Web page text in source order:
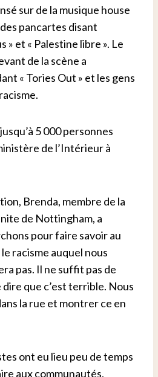
sur de la musique house
pancartes disant
» et « Palestine libre ». Le
de la scène a
« Tories Out » et les gens
5 000 personnes
de l’Intérieur à
Brenda, membre de la
de Nottingham, a
pour faire savoir au
racisme auquel nous
pas. Il ne suffit pas de
que c’est terrible. Nous
la rue et montrer ce en
ont eu lieu peu de temps
aux communautés,